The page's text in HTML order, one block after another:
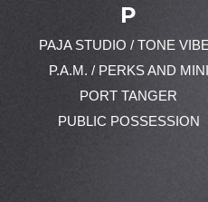
P
PAJA STUDIO / TONE
P.A.M. / PERKS AND MINI
PORT TANGER
PUBLIC POSSESSION